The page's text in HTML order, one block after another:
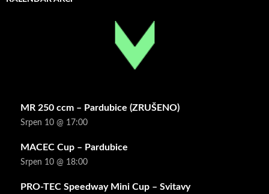
MR 250 ccm – Pardubice (ZRUŠENO)
Srpen 10 @ 17:00
MACEC Cup – Pardubice
Srpen 10 @ 18:00
PRO-TEC Speedway Mini Cup – Svitavy